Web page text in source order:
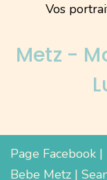
Vos
Metz -
Page Facebook |
Bebe Metz |